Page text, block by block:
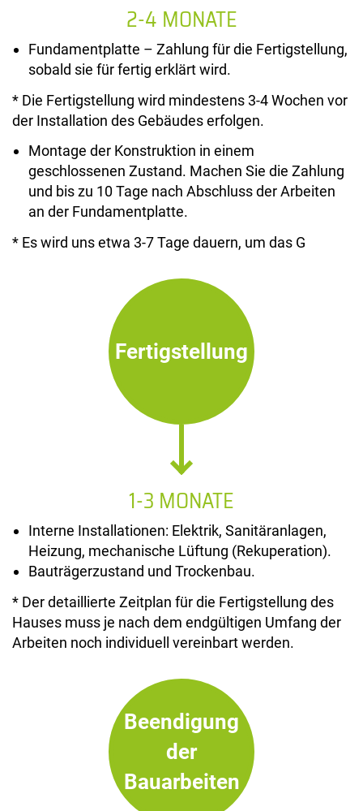
2-4 MONATE
Fundamentplatte – Zahlung für die Fertigstellung,
sobald sie für fertig erklärt wird.
* Die Fertigstellung wird mindestens 3-4 Wochen vor
der Installation des Gebäudes erfolgen.
Montage der Konstruktion in einem
geschlossenen Zustand. Machen Sie die Zahlung
und bis zu 10 Tage nach Abschluss der Arbeiten
an der Fundamentplatte.
* Es wird uns etwa 3-7 Tage dauern, um das G
Fertigstellung
1-3 MONATE
Interne Installationen: Elektrik, Sanitäranlagen,
Heizung, mechanische Lüftung (Rekuperation).
Bauträgerzustand und Trockenbau.
* Der detaillierte Zeitplan für die Fertigstellung des
Hauses muss je nach dem endgültigen Umfang der
Arbeiten noch individuell vereinbart werden.
Beendigung
der
Bauarbeiten